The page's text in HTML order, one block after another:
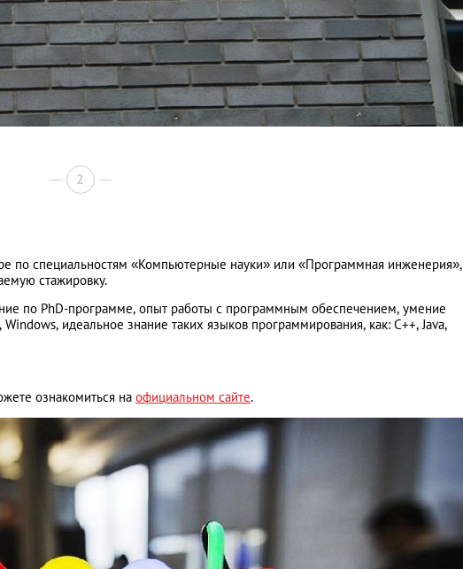
2
по специальностям «Компьютерные науки» или «Программная инженерия»,
стажировку.
по PhD-программе, опыт работы с программным обеспечением, умение
идеальное знание таких языков программирования, как: C++, Java,
ознакомиться на официальном сайте.